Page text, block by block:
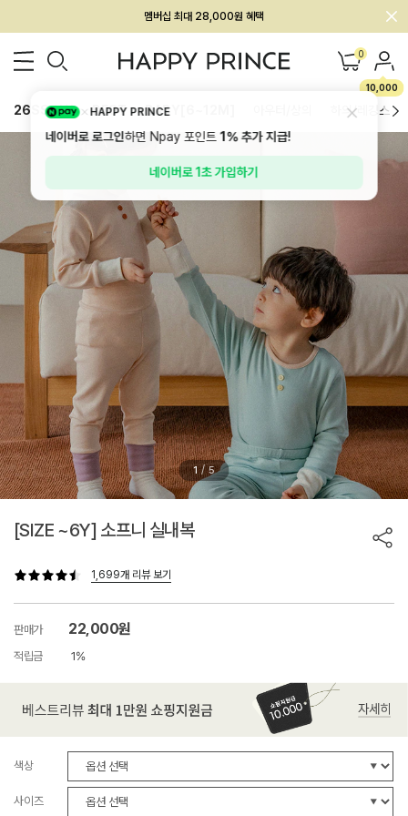
회원전용 아울렛, 가입하면 ~60% 할인!
멤버십 최대 28,000원 혜택 0
10,000
26SS 신상 BEST BABY[6~12M] 하의/레깅스
1 / 5
[SIZE ~6Y] 소프니 실내복
1,699개 리뷰 보기
판매가 22,000원
적립금 1%
색상
사이즈
HAPPY PRINCE
네이버로 로그인하면 Npay 포인트1%추가 지급!
네이버로 1초 가입하기